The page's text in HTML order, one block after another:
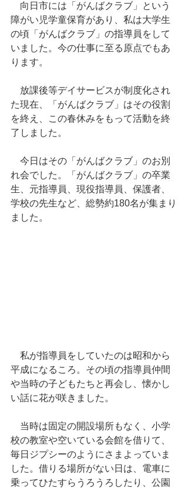
向日市には「がんばクラブ」という
障がい児学童保育があり、私は大学生
の頃「がんばクラブ」の指導員をして
いました。今の仕事に至る原点でもあ
ります。
放課後等デイサービスが制度化され
た現在、「がんばクラブ」はその役割
を終え、この春休みをもって活動を終
了しました。
今日はその「がんばクラブ」のお別
れ会でした。「がんばクラブ」の卒業
生、元指導員、現役指導員、保護者、
学校の先生など、総勢約180名が集まり
ました。
私が指導員をしていたのは昭和から
平成になるころ。その頃の指導員仲間
や当時の子どもたちと再会し、懐かし
い話に花が咲きました。
当時は固定の開設場所もなく、小学
校の教室や空いている会館を借りて、
毎日ジプシーのようにさまよっていま
した。借りる場所がない日は、電車に
乗ってひたすらうろうろしたり、公園